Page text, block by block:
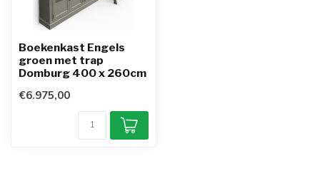
Boekenkast Engels
groen met trap
Domburg 400 x 260cm
€6.975,00